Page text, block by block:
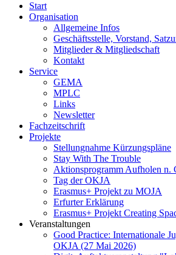
Start
Organisation
Allgemeine Infos
Geschäftsstelle, Vorstand,
Mitglieder & Mitgliedschaft
Kontakt
Service
GEMA
MPLC
Links
Newsletter
Fachzeitschrift
Projekte
Stellungnahme Kürzungspläne
Stay With The Trouble
Aktionsprogramm Aufholen n.
Tag der OKJA
Erasmus+ Projekt zu MOJA
Erfurter Erklärung
Erasmus+ Projekt Creating
Veranstaltungen
Good Practice: Internationale
OKJA (27 Mai 2026)